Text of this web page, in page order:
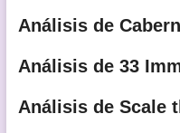
Análisis de
Análisis de 33
Análisis de Scale